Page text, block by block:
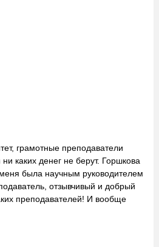
грамотные преподаватели
каких денег не берут. Горшкова
была научным руководителем
отзывчивый и добрый
преподавателей! И вообще